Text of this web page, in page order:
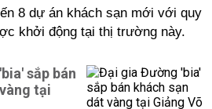
8 dự án khách sạn mới với quy
khởi động tại thị trường này.
sắp bán
tại